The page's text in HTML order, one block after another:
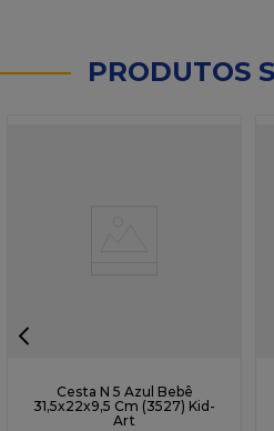
PRODUTOS
Cesta N 5 Azul Bebê
31,5x22x9,5 Cm (3527) Kid-
Art